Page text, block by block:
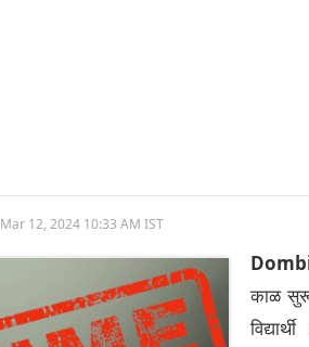
Mar 12, 2024 10:33 AM IST
काळ सुरू